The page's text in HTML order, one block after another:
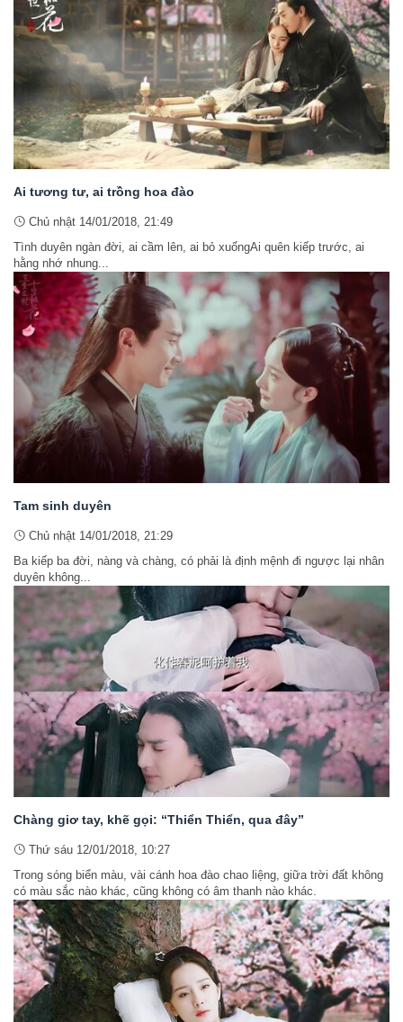
Ai tương tư, ai trồng hoa đào
Chủ nhật 14/01/2018, 21:49
Tình duyên ngàn đời, ai cầm lên, ai bỏ xuốngAi quên kiếp trước, ai
hằng nhớ nhung...
Tam sinh duyên
Chủ nhật 14/01/2018, 21:29
Ba kiếp ba đời, nàng và chàng, có phải là định mệnh đi ngược lại nhân
duyên không...
Chàng giơ tay, khẽ gọi: “Thiển Thiển, qua đây”
Thứ sáu 12/01/2018, 10:27
Trong sóng biển màu, vài cánh hoa đào chao liệng, giữa trời đất không
có màu sắc nào khác, cũng không có âm thanh nào khác.